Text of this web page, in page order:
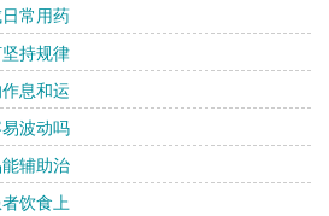
常用药
持规律
息和运
波动吗
辅助治
饮食上